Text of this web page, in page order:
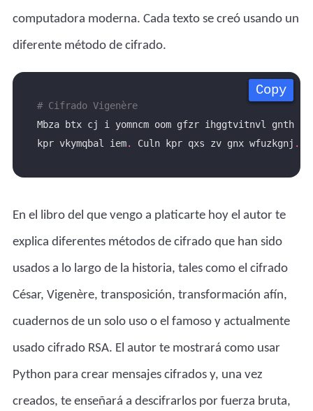
computadora moderna. Cada texto se creó usando un
diferente método de cifrado.
Copy
Copy
Copy
Copy
# Cifrado Vigenère
Mbza btx cj i yomncm oom gfzr ihggtvitnvl gnth
kpr vkymqbal iem. Culn kpr qxs zv gnx wfuzkgnj .
En el libro del que vengo a platicarte hoy el autor te
explica diferentes métodos de cifrado que han sido
usados a lo largo de la historia, tales como el cifrado
César, Vigenère, transposición, transformación afín,
cuadernos de un solo uso o el famoso y actualmente
usado cifrado RSA. El autor te mostrará como usar
Python para crear mensajes cifrados y, una vez
creados, te enseñará a descifrarlos por fuerza bruta,